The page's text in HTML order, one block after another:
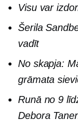
Visu var
Šerila
vadīt
No skapja:
grāmata
Runā no 9
Debora